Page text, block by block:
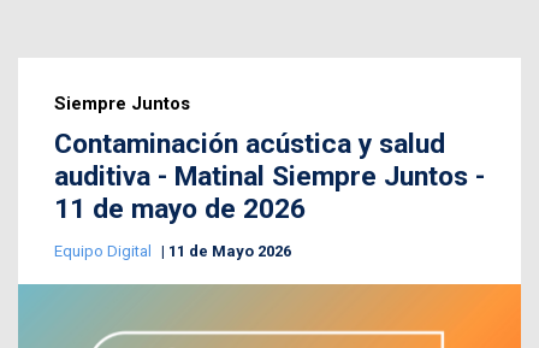
Siempre Juntos
Contaminación acústica y salud
auditiva - Matinal Siempre Juntos -
11 de mayo de 2026
Equipo Digital 11 de Mayo 2026